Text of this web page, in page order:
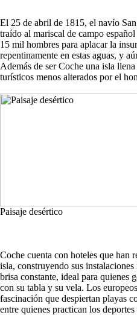
El 25 de abril de 1815, el navío
traído al mariscal de campo
15 mil hombres para aplacar la
repentinamente en estas aguas, y
Además de ser Coche una isla
turísticos menos alterados por el
Paisaje desértico
Coche cuenta con hoteles que han
isla, construyendo sus
brisa constante, ideal para quienes
con su tabla y su vela. Los
fascinación que despiertan playas
entre quienes practican los deportes